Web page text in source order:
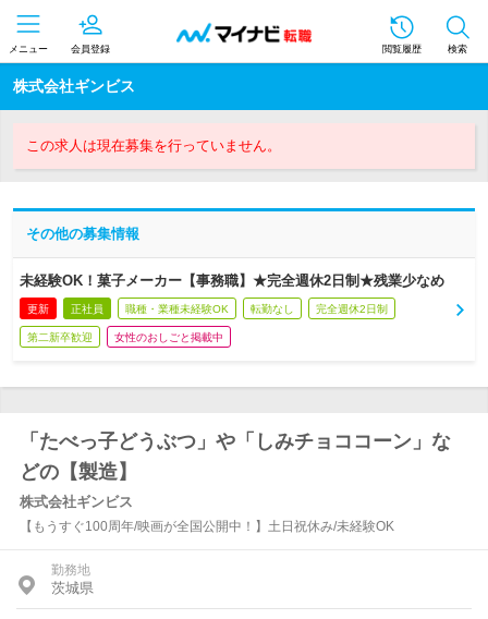
メニュー 会員登録 閲覧履歴 検索
株式会社ギンビス
この求人は現在募集を行っていません。
その他の募集情報
未経験OK！菓子メーカー【事務職】★完全週休2日制★残業少なめ
更新 正社員 職種・業種未経験OK 転勤なし 完全週休2日制
第二新卒歓迎 女性のおしごと掲載中
「たべっ子どうぶつ」や「しみチョココーン」な
どの【製造】
株式会社ギンビス
【もうすぐ100周年/映画が全国公開中！】土日祝休み/未経験OK
勤務地
茨城県